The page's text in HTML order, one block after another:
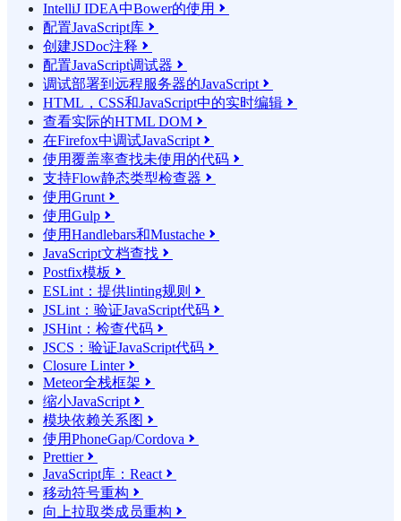
IntelliJ IDEA中Bower的使用 
配置JavaScript库 
创建JSDoc注释 
配置JavaScript调试器 
调试部署到远程服务器的JavaScript 
HTML，CSS和JavaScript中的实时编辑 
查看实际的HTML DOM 
在Firefox中调试JavaScript 
使用覆盖率查找未使用的代码 
支持Flow静态类型检查器 
使用Grunt 
使用Gulp 
使用Handlebars和Mustache 
JavaScript文档查找 
Postfix模板 
ESLint：提供linting规则 
JSLint：验证JavaScript代码 
JSHint：检查代码 
JSCS：验证JavaScript代码 
Closure Linter
Meteor全栈框架 
缩小JavaScript 
模块依赖关系图 
使用PhoneGap/Cordova 
Prettier
JavaScript库：React 
移动符号重构 
向上拉取类成员重构 